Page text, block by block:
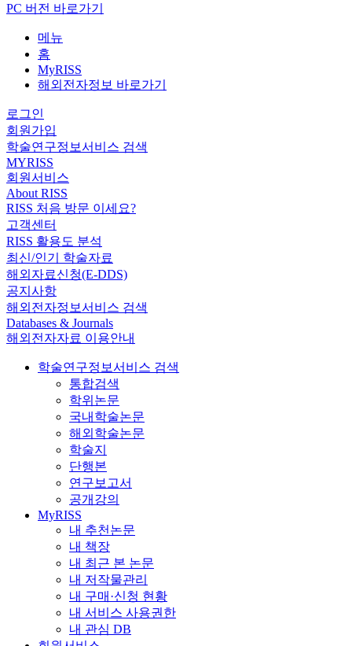
PC 버전 바로가기
메뉴
홈
MyRISS
해외전자정보 바로가기
로그인
회원가입
학술연구정보서비스 검색
MYRISS
회원서비스
About RISS
RISS 처음 방문 이세요?
고객센터
RISS 활용도 분석
최신/인기 학술자료
해외자료신청(E-DDS)
공지사항
해외전자정보서비스 검색
Databases & Journals
해외전자자료 이용안내
학술연구정보서비스 검색
통합검색
학위논문
국내학술논문
해외학술논문
학술지
단행본
연구보고서
공개강의
MyRISS
내 추천논문
내 책장
내 최근 본 논문
내 저작물관리
내 구매·신청 현황
내 서비스 사용권한
내 관심 DB